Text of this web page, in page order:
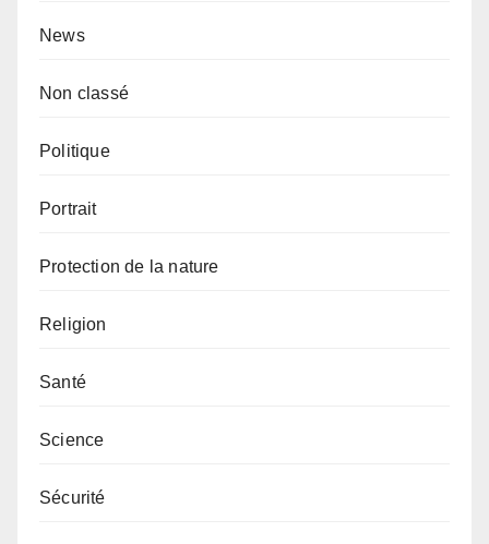
News
Non classé
Politique
Portrait
Protection de la nature
Religion
Santé
Science
Sécurité